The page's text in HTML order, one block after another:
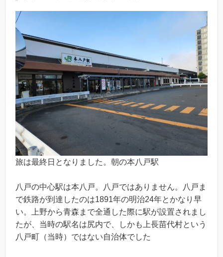
旅は最終日となりました。朝の本八戸駅
八戸の中心駅は本八戸。八戸ではありません。八戸ま
で鉄路が到達したのは1891年の明治24年とかなり早
い。上野から青森まで全通した際に駅が設置されまし
たが、当時の駅名は尻内で、しかも上長苗代村という
八戸町（当時）ではない自治体でした